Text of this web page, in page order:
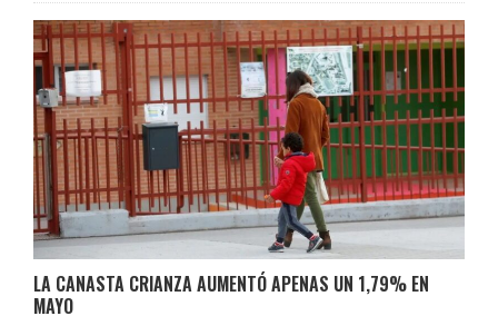
LA CANASTA CRIANZA AUMENTÓ APENAS UN 1,79% EN
MAYO